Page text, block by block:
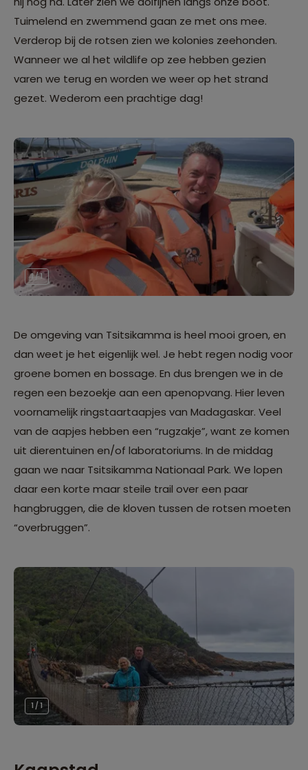
Tuimelend en zwemmend gaan ze met ons mee.
Verderop bij de rotsen zien we kolonies zeehonden.
Wanneer we al het wildlife op zee hebben gezien
varen we terug en worden we weer op het strand
gezet. Wederom een prachtige dag!
1 / 1
De omgeving van Tsitsikamma is heel mooi groen, en
dan weet je het eigenlijk wel. Je hebt regen nodig voor
groene bomen en bossage. En dus brengen we in de
regen een bezoekje aan een apenopvang. Hier leven
voornamelijk ringstaartaapjes van Madagaskar. Veel
van de aapjes hebben een “rugzakje”, want ze komen
uit dierentuinen en/of laboratoriums. In de middag
gaan we naar Tsitsikamma Nationaal Park. We lopen
daar een korte maar steile trail over een paar
hangbruggen, die de kloven tussen de rotsen moeten
“overbruggen”.
1 / 1